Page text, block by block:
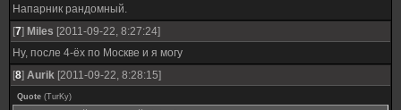
Напарник рандомный.
[7] Miles [2011-09-22, 8:27:24]
Ну, после 4-ёх по Москве и я могу
[8] Aurik [2011-09-22, 8:28:15]
Quote (TurKy)